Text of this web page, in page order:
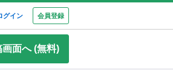
グイン 会員登録
画面へ (無料)